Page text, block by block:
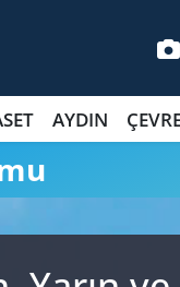
AYDIN